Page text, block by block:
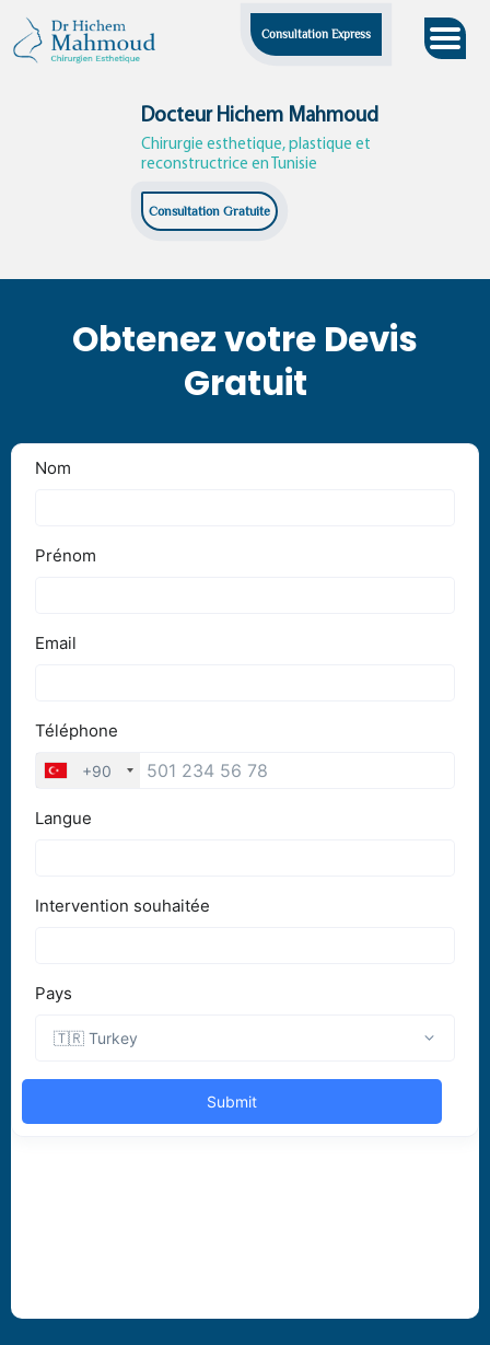
content
Consultation Express
Docteur Hichem Mahmoud
Chirurgie esthetique, plastique et
reconstructrice en Tunisie
Consultation Gratuite
Obtenez votre Devis
Gratuit